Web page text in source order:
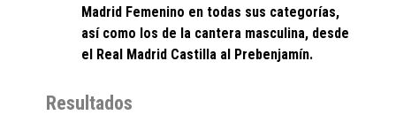
Madrid Femenino en todas sus categorías,
así como los de la cantera masculina, desde
el Real Madrid Castilla al Prebenjamín.
Resultados